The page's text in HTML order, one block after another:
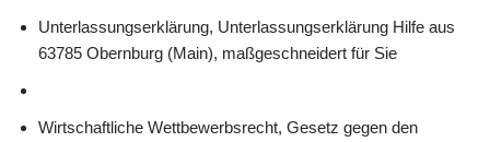
Unterlassungserklärung, Unterlassungserklärung Hilfe aus
63785 Obernburg (Main), maßgeschneidert für Sie
Wirtschaftliche Wettbewerbsrecht, Gesetz gegen den